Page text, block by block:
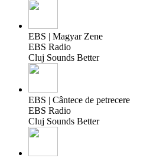
EBS | Magyar Zene
EBS Radio
Cluj Sounds Better
EBS | Cântece de petrecere
EBS Radio
Cluj Sounds Better